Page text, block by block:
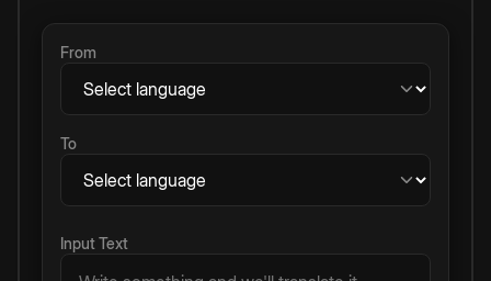
From
To
Input Text